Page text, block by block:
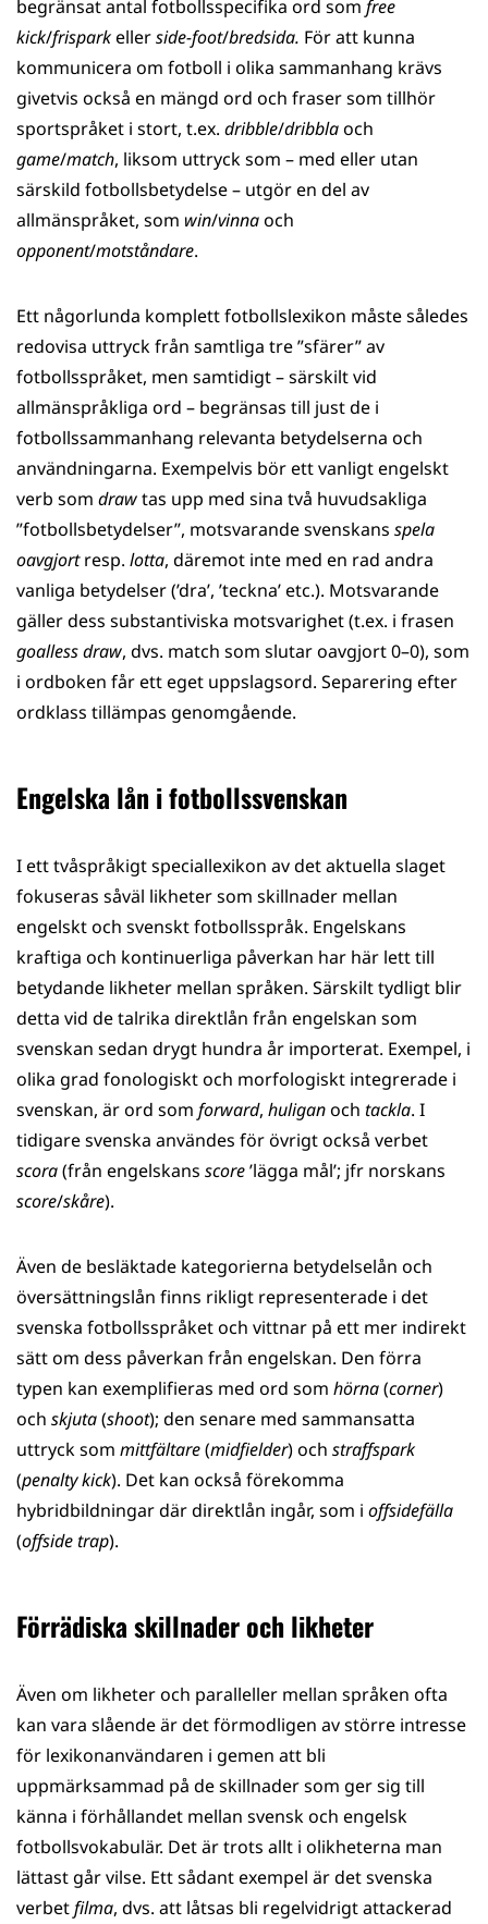
begränsat antal fotbollsspecifika ord som free
kick/frisparkellerside-foot/bredsida. För att kunna
kommunicera om fotboll i olika sammanhang krävs
givetvis också en mängd ord och fraser som tillhör
sportspråket i stort, t.ex. dribble/dribblaoch
game/match, liksom uttryck som – med eller utan
särskild fotbollsbetydelse – utgör en del av
allmänspråket, som win/vinnaoch
opponent/motståndare.
Ett någorlunda komplett fotbollslexikon måste således
redovisa uttryck från samtliga tre ”sfärer” av
fotbollsspråket, men samtidigt – särskilt vid
allmänspråkliga ord – begränsas till just de i
fotbollssammanhang relevanta betydelserna och
användningarna. Exempelvis bör ett vanligt engelskt
verb som drawtas upp med sina två huvudsakliga
”fotbollsbetydelser”, motsvarande svenskans spela
oavgjortresp. lotta, däremot inte med en rad andra
vanliga betydelser (’dra’, ’teckna’ etc.). Motsvarande
gäller dess substantiviska motsvarighet (t.ex. i frasen
goalless draw, dvs. match som slutar oavgjort 0–0), som
i ordboken får ett eget uppslagsord. Separering efter
ordklass tillämpas genomgående.
Engelska lån i fotbollssvenskan
I ett tvåspråkigt speciallexikon av det aktuella slaget
fokuseras såväl likheter som skillnader mellan
engelskt och svenskt fotbollsspråk. Engelskans
kraftiga och kontinuerliga påverkan har här lett till
betydande likheter mellan språken. Särskilt tydligt blir
detta vid de talrika direktlån från engelskan som
svenskan sedan drygt hundra år importerat. Exempel, i
olika grad fonologiskt och morfologiskt integrerade i
svenskan, är ord som forward, huliganoch tackla. I
tidigare svenska användes för övrigt också verbet
scora(från engelskans score’lägga mål’; jfr norskans
score/skåre).
Även de besläktade kategorierna betydelselån och
översättningslån finns rikligt representerade i det
svenska fotbollsspråket och vittnar på ett mer indirekt
sätt om dess påverkan från engelskan. Den förra
typen kan exemplifieras med ord som hörna(corner)
och skjuta(shoot); den senare med sammansatta
uttryck som mittfältare(midfielder) och straffspark
(penalty kick). Det kan också förekomma
hybridbildningar där direktlån ingår, som i offsidefälla
(offside trap).
Förrädiska skillnader och likheter
Även om likheter och paralleller mellan språken ofta
kan vara slående är det förmodligen av större intresse
för lexikonanvändaren i gemen att bli
uppmärksammad på de skillnader som ger sig till
känna i förhållandet mellan svensk och engelsk
fotbollsvokabulär. Det är trots allt i olikheterna man
lättast går vilse. Ett sådant exempel är det svenska
verbetfilma, dvs. att låtsas bli regelvidrigt attackerad